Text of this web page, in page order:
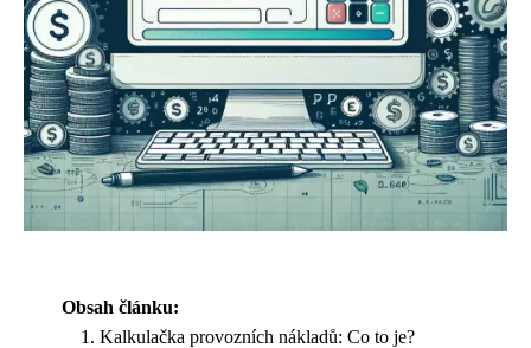
Obsah článku:
Kalkulačka provozních nákladů: Co to je?